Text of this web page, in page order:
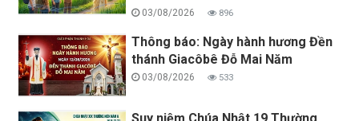
03/08/2026 896
Thông báo: Ngày hành hương Đền
thánh Giacôbê Đỗ Mai Năm
03/08/2026 533